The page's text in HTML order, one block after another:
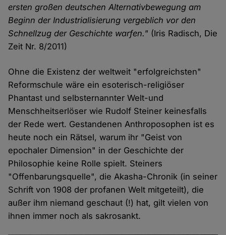
ersten großen deutschen Alternativbewegung am
Beginn der Industrialisierung vergeblich vor den
Schnellzug der Geschichte warfen." (Iris Radisch, Die
Zeit Nr. 8/2011)
Ohne die Existenz der weltweit "erfolgreichsten"
Reformschule wäre ein esoterisch-religiöser
Phantast und selbsternannter Welt-und
Menschheitserlöser wie Rudolf Steiner keinesfalls
der Rede wert. Gestandenen Anthroposophen ist es
heute noch ein Rätsel, warum ihr "Geist von
epochaler Dimension" in der Geschichte der
Philosophie keine Rolle spielt. Steiners
"Offenbarungsquelle", die Akasha-Chronik (in seiner
Schrift von 1908 der profanen Welt mitgeteilt), die
außer ihm niemand geschaut (!) hat, gilt vielen von
ihnen immer noch als sakrosankt.